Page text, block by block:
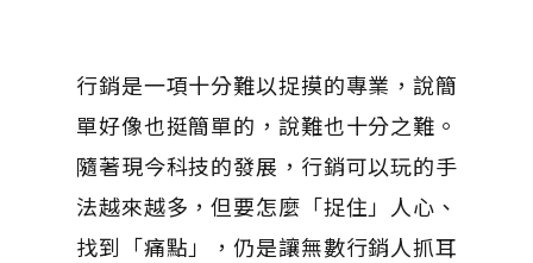
行銷是一項十分難以捉摸的專業，說簡
單好像也挺簡單的，說難也十分之難。
隨著現今科技的發展，行銷可以玩的手
法越來越多，但要怎麼「捉住」人心、
找到「痛點」，仍是讓無數行銷人抓耳